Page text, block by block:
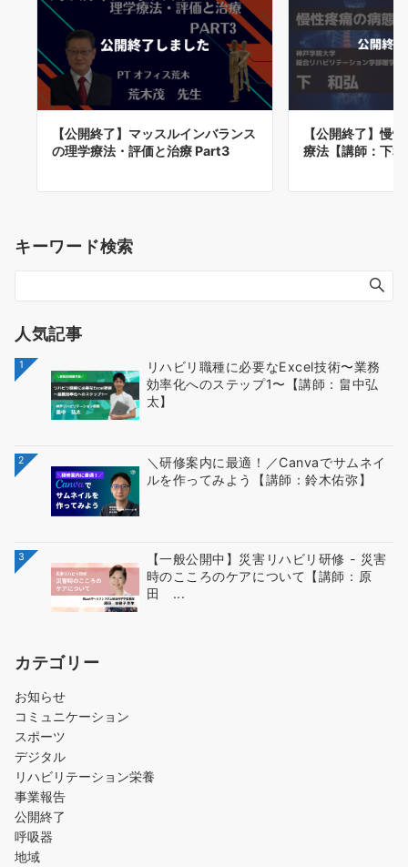
【公開終了】マッスルインバランス
の理学療法・評価と治療 Part3
【公開終了】慢
療法【講師：下
キーワード検索
人気記事
1
リハビリ職種に必要なExcel技術〜業務
効率化へのステップ1〜【講師：畠中弘
太】
2
＼研修案内に最適！／Canvaでサムネイ
ルを作ってみよう【講師：鈴木佑弥】
3
【一般公開中】災害リハビリ研修 - 災害
時のこころのケアについて【講師：原
田 ...
カテゴリー
お知らせ
コミュニケーション
スポーツ
デジタル
リハビリテーション栄養
事業報告
公開終了
呼吸器
地域